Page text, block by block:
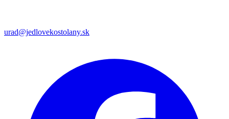
urad@jedlovekostolany.sk